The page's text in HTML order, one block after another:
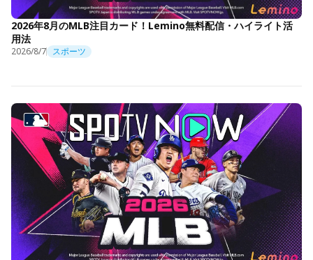
2026年8月のMLB注目カード！Lemino無料配信・ハイライト活
用法
2026/8/7 スポーツ